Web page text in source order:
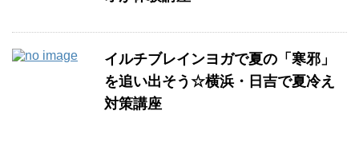
イルチブレインヨガで夏の「寒邪」
を追い出そう☆横浜・日吉で夏冷え
対策講座